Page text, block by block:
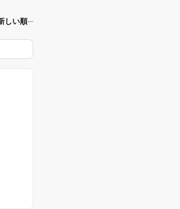
しい順